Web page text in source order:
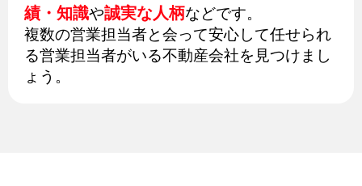
績・知識や誠実な人柄などです。
複数の営業担当者と会って安心して任せられ
る営業担当者がいる不動産会社を見つけまし
ょう。